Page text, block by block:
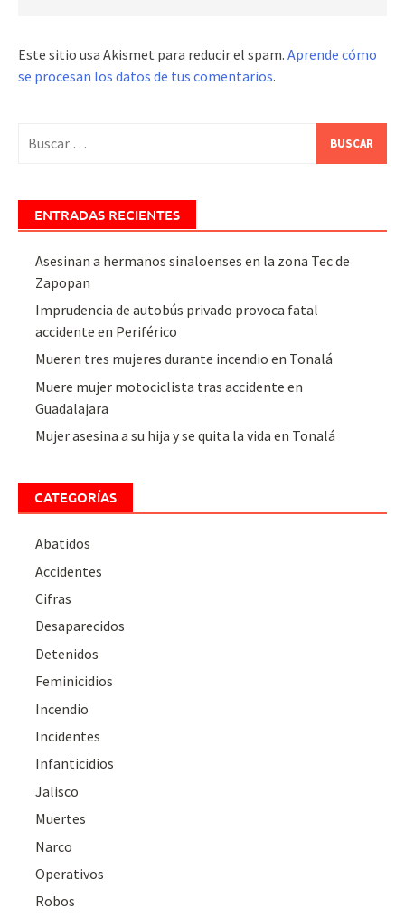
Este sitio usa Akismet para reducir el spam. Aprende cómo
se procesan los datos de tus comentarios.
ENTRADAS RECIENTES
Asesinan a hermanos sinaloenses en la zona Tec de
Zapopan
Imprudencia de autobús privado provoca fatal
accidente en Periférico
Mueren tres mujeres durante incendio en Tonalá
Muere mujer motociclista tras accidente en
Guadalajara
Mujer asesina a su hija y se quita la vida en Tonalá
CATEGORÍAS
Abatidos
Accidentes
Cifras
Desaparecidos
Detenidos
Feminicidios
Incendio
Incidentes
Infanticidios
Jalisco
Muertes
Narco
Operativos
Robos